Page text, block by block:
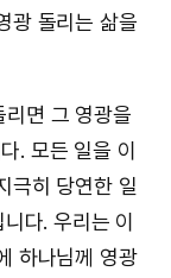
광 돌리는 삶을
리면 그 영광을
. 모든 일을 이
극히 당연한 일
다. 우리는 이
하나님께 영광